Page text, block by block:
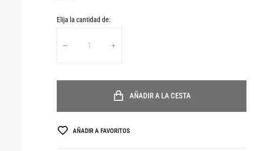
Elija la cantidad de:
AÑADIR A LA CESTA
AÑADIR A FAVORITOS